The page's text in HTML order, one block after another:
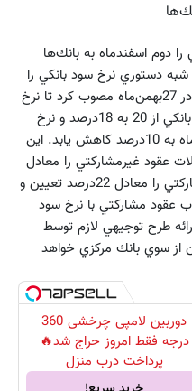
دوم اسفندماه به بانك‌ها
دستوري نرخ سود بانكي را
به همراه داشت. شوراي پول و اعتبار در 27بهمن‌ماه مصوب كرد تا نرخ
سود علي‌الحساب سپرده‌هاي يكساله بانكي از 20 به 18درصد و نرخ
سود سپرده‌هاي كوتاه‌مدت كمتر از 3‌ماه به 10درصد كاهش يابد. اين
عقود غيرمشاركتي را معادل
20درصد و سود مورد انتظار عقود مشاركتي را معادل 22درصد تعيين و
عقود مشاركتي با نرخ سود
طرح توجيهي لازم توسط
از سوي بانك مركزي خواهد
دوربین لامپی چرخشی 360
درجه فقط امروز حراج شد🔥
پرداخت درب منزل